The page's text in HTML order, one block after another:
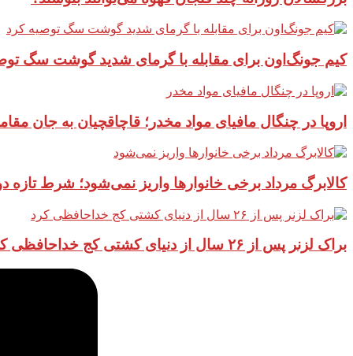
کیم جونگ‌اون برای مقابله با گرمای شدید گوشت سگ
اروپا در چنگال مافیای مواد مخدر؛ قاچاقچیان به جان
کالابرگ مرداد برخی خانوارها واریز نمی‌شود؛ شرط
براک لزنر پس از ۲۶ سال از دنیای کشتی کج خداحافظی کرد